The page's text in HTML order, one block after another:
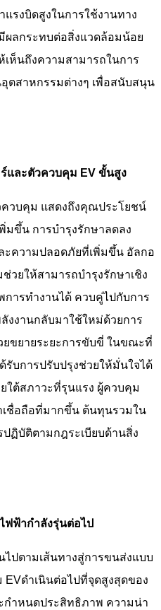
รงบิดสูงในการใช้งานทาง
ผลกระทบต่อสิ่งแวดล้อมน้อย
ห็นถึงความสามารถในการ
ตสาหกรรมต่างๆ เพื่อสนับสนุน
และตัวควบคุม EV ขั้นสูง
ควบคุม แสดงถึงคุณประโยชน์
มขึ้น การบำรุงรักษาลดลง
ะความปลอดภัยที่เพิ่มขึ้น อัลกอ
วยให้สามารถบำรุงรักษาเชิง
ารทำงานได้ ควบคู่ไปกับการ
งงานกลับมาใช้ใหม่ด้วยการ
ยขยายระยะการขับขี่ ในขณะที่
รับการปรับปรุงช่วยให้มั่นใจได้
ใต้สภาวะที่รุนแรง ผู้ควบคุม
ชื่อถือที่มากขึ้น ต้นทุนรวมใน
ปฏิบัติตามกฎระเบียบด้านสิ่ง
ฟฟ้ากำลังรุ่นต่อไป
ปตามเส้นทางสู่การขนส่งแบบ
EVดำเนินต่อไปที่จุดสูงสุดของ
กำหนดประสิทธิภาพ ความน่า